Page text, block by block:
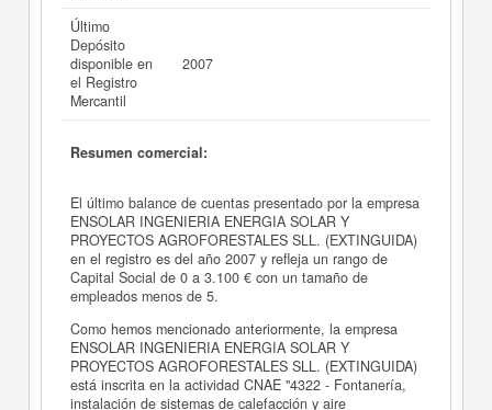
Último
Depósito
disponible en
el Registro
Mercantil
2007
Resumen comercial:
El último balance de cuentas presentado por la empresa
ENSOLAR INGENIERIA ENERGIA SOLAR Y
PROYECTOS AGROFORESTALES SLL. (EXTINGUIDA)
en el registro es del año 2007 y refleja un rango de
Capital Social de 0 a 3.100 € con un tamaño de
empleados menos de 5.
Como hemos mencionado anteriormente, la empresa
ENSOLAR INGENIERIA ENERGIA SOLAR Y
PROYECTOS AGROFORESTALES SLL. (EXTINGUIDA)
está inscrita en la actividad CNAE "4322 - Fontanería,
instalación de sistemas de calefacción y aire